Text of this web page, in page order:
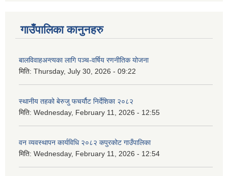
गाउँपालिका कानुनहरु
बालविवाहअन्त्यका लागि पञ्च-वर्षिय रणनीतिक योजना
मिति: Thursday, July 30, 2026 - 09:22
स्थानीय तहको बेरुजु फचर्यौट निर्देशिका २०८२
मिति: Wednesday, February 11, 2026 - 12:55
वन व्यवस्थापन कार्यविधि २०८२ कपुरकोट गाउँपालिका
मिति: Wednesday, February 11, 2026 - 12:54